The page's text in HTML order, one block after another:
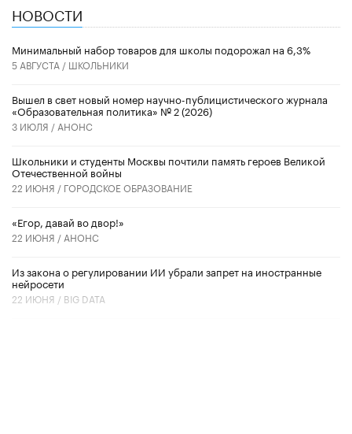
НОВОСТИ
Минимальный набор товаров для школы подорожал на 6,3%
5 АВГУСТА / ШКОЛЬНИКИ
Вышел в свет новый номер научно-публицистического журнала
«Образовательная политика» № 2 (2026)
3 ИЮЛЯ / АНОНС
Школьники и студенты Москвы почтили память героев Великой
Отечественной войны
22 ИЮНЯ / ГОРОДСКОЕ ОБРАЗОВАНИЕ
«Егор, давай во двор!»
22 ИЮНЯ / АНОНС
Из закона о регулировании ИИ убрали запрет на иностранные
нейросети
22 ИЮНЯ / BIG DATA